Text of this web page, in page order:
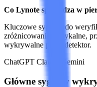
Co Lynote sprawdza w
Kluczowe sygnały do
zróżnicowanie leksykalne,
wykrywalne przez detektor.
ChatGPT Claude Gemini
Główne sygnały